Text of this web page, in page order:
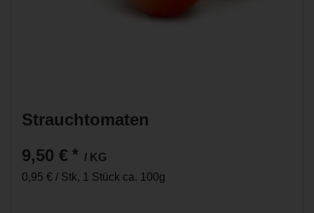
Strauchtomaten
9,50 € * / KG
0,95 € / Stk, 1 Stück ca. 100g